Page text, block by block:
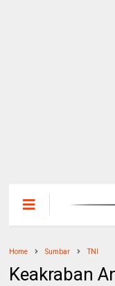
Home Sumbar TNI
Keakraban